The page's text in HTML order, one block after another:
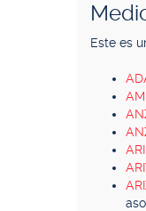
Este es